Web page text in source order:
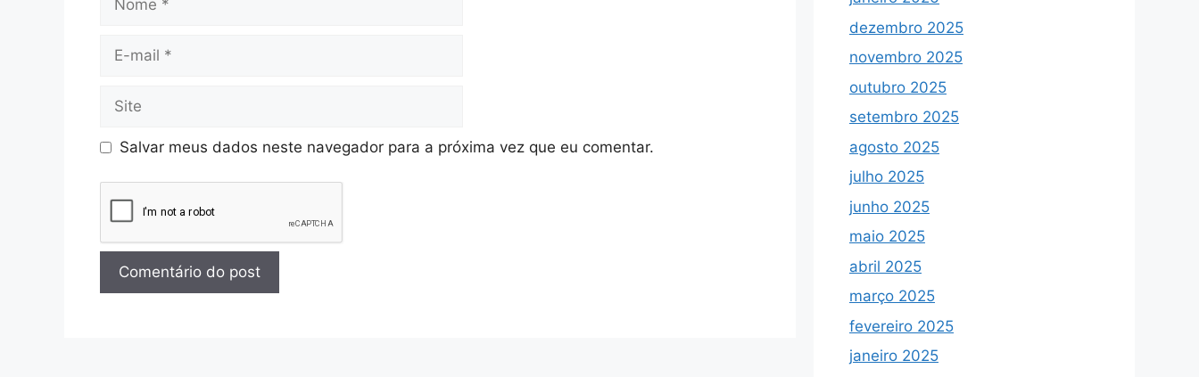
Salvar meus dados neste navegador para a próxima vez que eu comentar.
dezembro 2025
novembro 2025
outubro 2025
setembro 2025
agosto 2025
julho 2025
junho 2025
maio 2025
abril 2025
março 2025
fevereiro 2025
janeiro 2025